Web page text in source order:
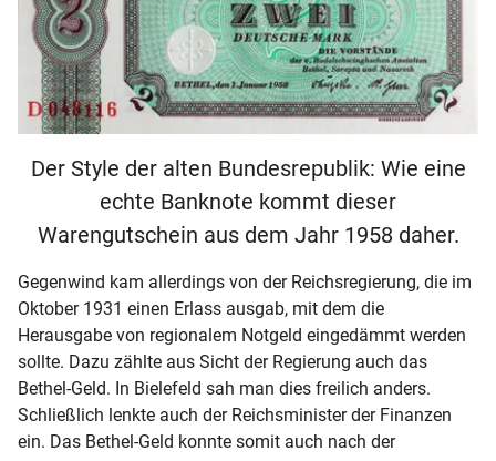
Der Style der alten Bundesrepublik: Wie eine
echte Banknote kommt dieser
Warengutschein aus dem Jahr 1958 daher.
Gegenwind kam allerdings von der Reichsregierung, die im
Oktober 1931 einen Erlass ausgab, mit dem die
Herausgabe von regionalem Notgeld eingedämmt werden
sollte. Dazu zählte aus Sicht der Regierung auch das
Bethel-Geld. In Bielefeld sah man dies freilich anders.
Schließlich lenkte auch der Reichsminister der Finanzen
ein. Das Bethel-Geld konnte somit auch nach der